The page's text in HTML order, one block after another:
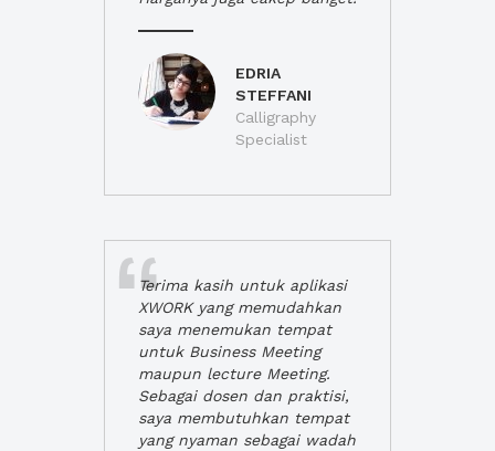
EDRIA
STEFFANI
Calligraphy
Specialist
Terima kasih untuk aplikasi
XWORK yang memudahkan
saya menemukan tempat
untuk Business Meeting
maupun lecture Meeting.
Sebagai dosen dan praktisi,
saya membutuhkan tempat
yang nyaman sebagai wadah